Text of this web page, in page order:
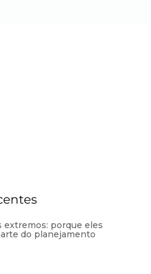
extremos: porque eles
do planejamento